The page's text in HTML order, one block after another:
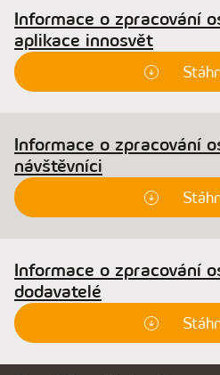
Informace o zpracování
aplikace innosvět
Informace o zpracování
návštěvníci
Informace o zpracování
dodavatelé